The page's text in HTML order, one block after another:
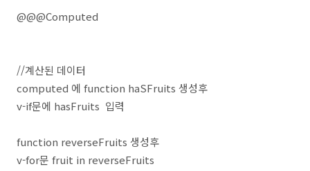
@@@Computed
//계산된 데이터
computed 에 function haSFruits 생성후
v-if문에 hasFruits 입력
function reverseFruits 생성후
v-for문 fruit in reverseFruits